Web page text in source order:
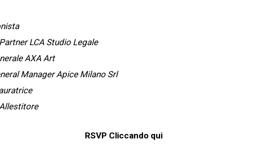
Partner LCA Studio Legale
AXA Art
Manager Apice Milano Srl
RSVP Cliccando qui